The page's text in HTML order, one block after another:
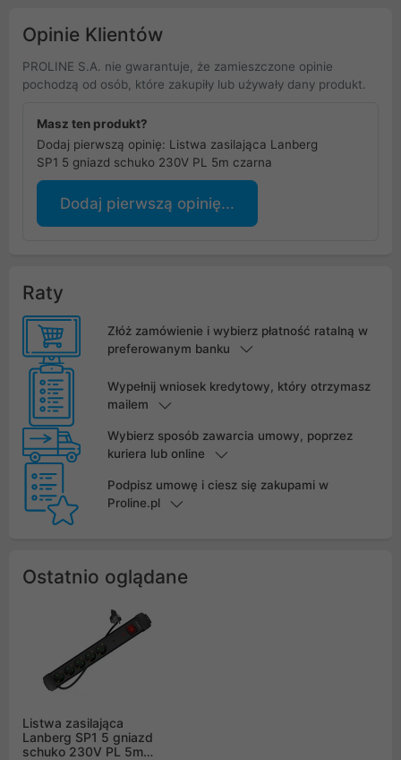
Opinie Klientów
PROLINE S.A. nie gwarantuje, że zamieszczone opinie
pochodzą od osób, które zakupiły lub używały dany produkt.
Masz ten produkt?
Dodaj pierwszą opinię: Listwa zasilająca Lanberg
SP1 5 gniazd schuko 230V PL 5m czarna
Dodaj pierwszą opinię...
Raty
Złóż zamówienie i wybierz płatność ratalną w
preferowanym banku
Wypełnij wniosek kredytowy, który otrzymasz
mailem
Wybierz sposób zawarcia umowy, poprzez
kuriera lub online
Podpisz umowę i ciesz się zakupami w
Proline.pl
Ostatnio oglądane
Listwa zasilająca
Lanberg SP1 5 gniazd
schuko 230V PL 5m